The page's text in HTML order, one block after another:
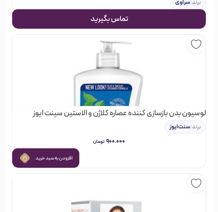
کشورهای جهان به فروش می رسند و می توانند به معنای واقعی
کلمه شرایط سلامت مو را دگرگون کنند و بهبودی آن را تضمین
نمایند.
کانتو با تمرکز بر محصولات موی طبیعی و مجعد تأسیس شد. این
برند آمریکایی محصولات خود را با توجه به نیازهای موهای فر و
خشک طراحی می‌کند.کانتو (Cantu) یک برند معتبر آمریکایی است
که در زمینه محصولات مراقبت از مو، به ویژه برای موهای مجعد، فر،
و آفریقایی-آمریکایی تخصص دارد. این برند به خاطر ترکیبات
طبیعی و مغذی خود که به تقویت و حفظ رطوبت موها کمک
می‌کنند، شناخته شده است. محصولات کنتو به دلیل استفاده از
مواد طبیعی مانند شی باتر، روغن نارگیل، روغن آرگان و مواد
مرطوب‌کننده گیاهی، مورد علاقه بسیاری از افرادی است که به دنبال
مراقبت‌های طبیعی و کارآمد برای موهای خود هستند.
برند:سراوی
تماس بگیرید
لوسیون بدن بازسازی کننده عصاره کلاژن و الاستین سینت ایوز
برند:سنت‌ایوز
۹۰۰.۰۰۰تومان
افزودن به سبد خرید